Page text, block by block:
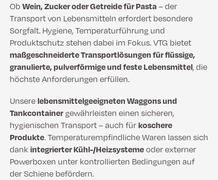
Ob Wein, Zucker oder Getreide für Pasta– der
Transport von Lebensmitteln erfordert besondere
Sorgfalt. Hygiene, Temperaturführung und
Produktschutz stehen dabei im Fokus. VTG bietet
maßgeschneiderte Transportlösungen für flüssige,
granulierte, pulverförmige und feste Lebensmittel, die
höchste Anforderungen erfüllen.
Unsere lebensmittelgeeigneten Waggons und
Tankcontainergewährleisten einen sicheren,
hygienischen Transport – auch für koschere
Produkte. Temperaturempfindliche Waren lassen sich
dank integrierter Kühl-/Heizsystemeoder externer
Powerboxen unter kontrollierten Bedingungen auf
der Schiene befördern.